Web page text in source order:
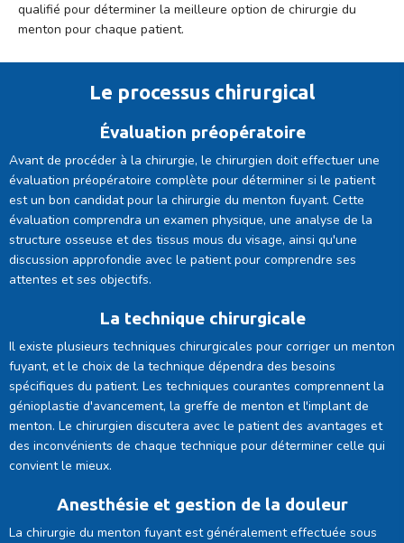
qualifié pour déterminer la meilleure option de chirurgie du
menton pour chaque patient.
Le processus chirurgical
Évaluation préopératoire
Avant de procéder à la chirurgie, le chirurgien doit effectuer une
évaluation préopératoire complète pour déterminer si le patient
est un bon candidat pour la chirurgie du menton fuyant. Cette
évaluation comprendra un examen physique, une analyse de la
structure osseuse et des tissus mous du visage, ainsi qu'une
discussion approfondie avec le patient pour comprendre ses
attentes et ses objectifs.
La technique chirurgicale
Il existe plusieurs techniques chirurgicales pour corriger un menton
fuyant, et le choix de la technique dépendra des besoins
spécifiques du patient. Les techniques courantes comprennent la
génioplastie d'avancement, la greffe de menton et l'implant de
menton. Le chirurgien discutera avec le patient des avantages et
des inconvénients de chaque technique pour déterminer celle qui
convient le mieux.
Anesthésie et gestion de la douleur
La chirurgie du menton fuyant est généralement effectuée sous